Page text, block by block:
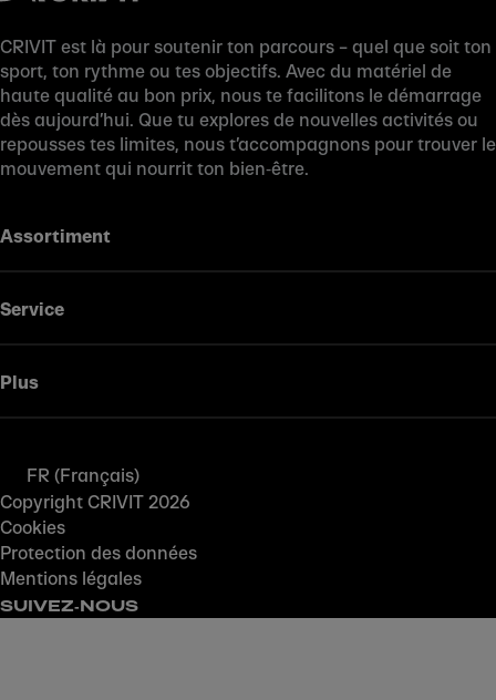
CRIVIT est là pour soutenir ton parcours – quel que soit ton
sport, ton rythme ou tes objectifs. Avec du matériel de
haute qualité au bon prix, nous te facilitons le démarrage
dès aujourd’hui. Que tu explores de nouvelles activités ou
repousses tes limites, nous t’accompagnons pour trouver le
mouvement qui nourrit ton bien‑être.
Assortiment
Service
Plus
FR (Français)
Copyright CRIVIT 2026
Cookies
Protection des données
Mentions légales
SUIVEZ‑NOUS